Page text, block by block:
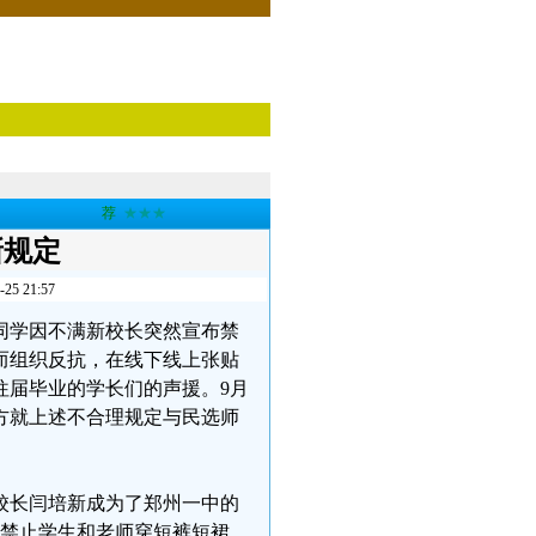
荐 ★★★
定
21:57
学因不满新校长突然宣布禁
组织反抗，在线下线上张贴
毕业的学长们的声援。9月
就上述不合理规定与民选师
闫培新成为了郑州一中的
止学生和老师穿短裤短裙，